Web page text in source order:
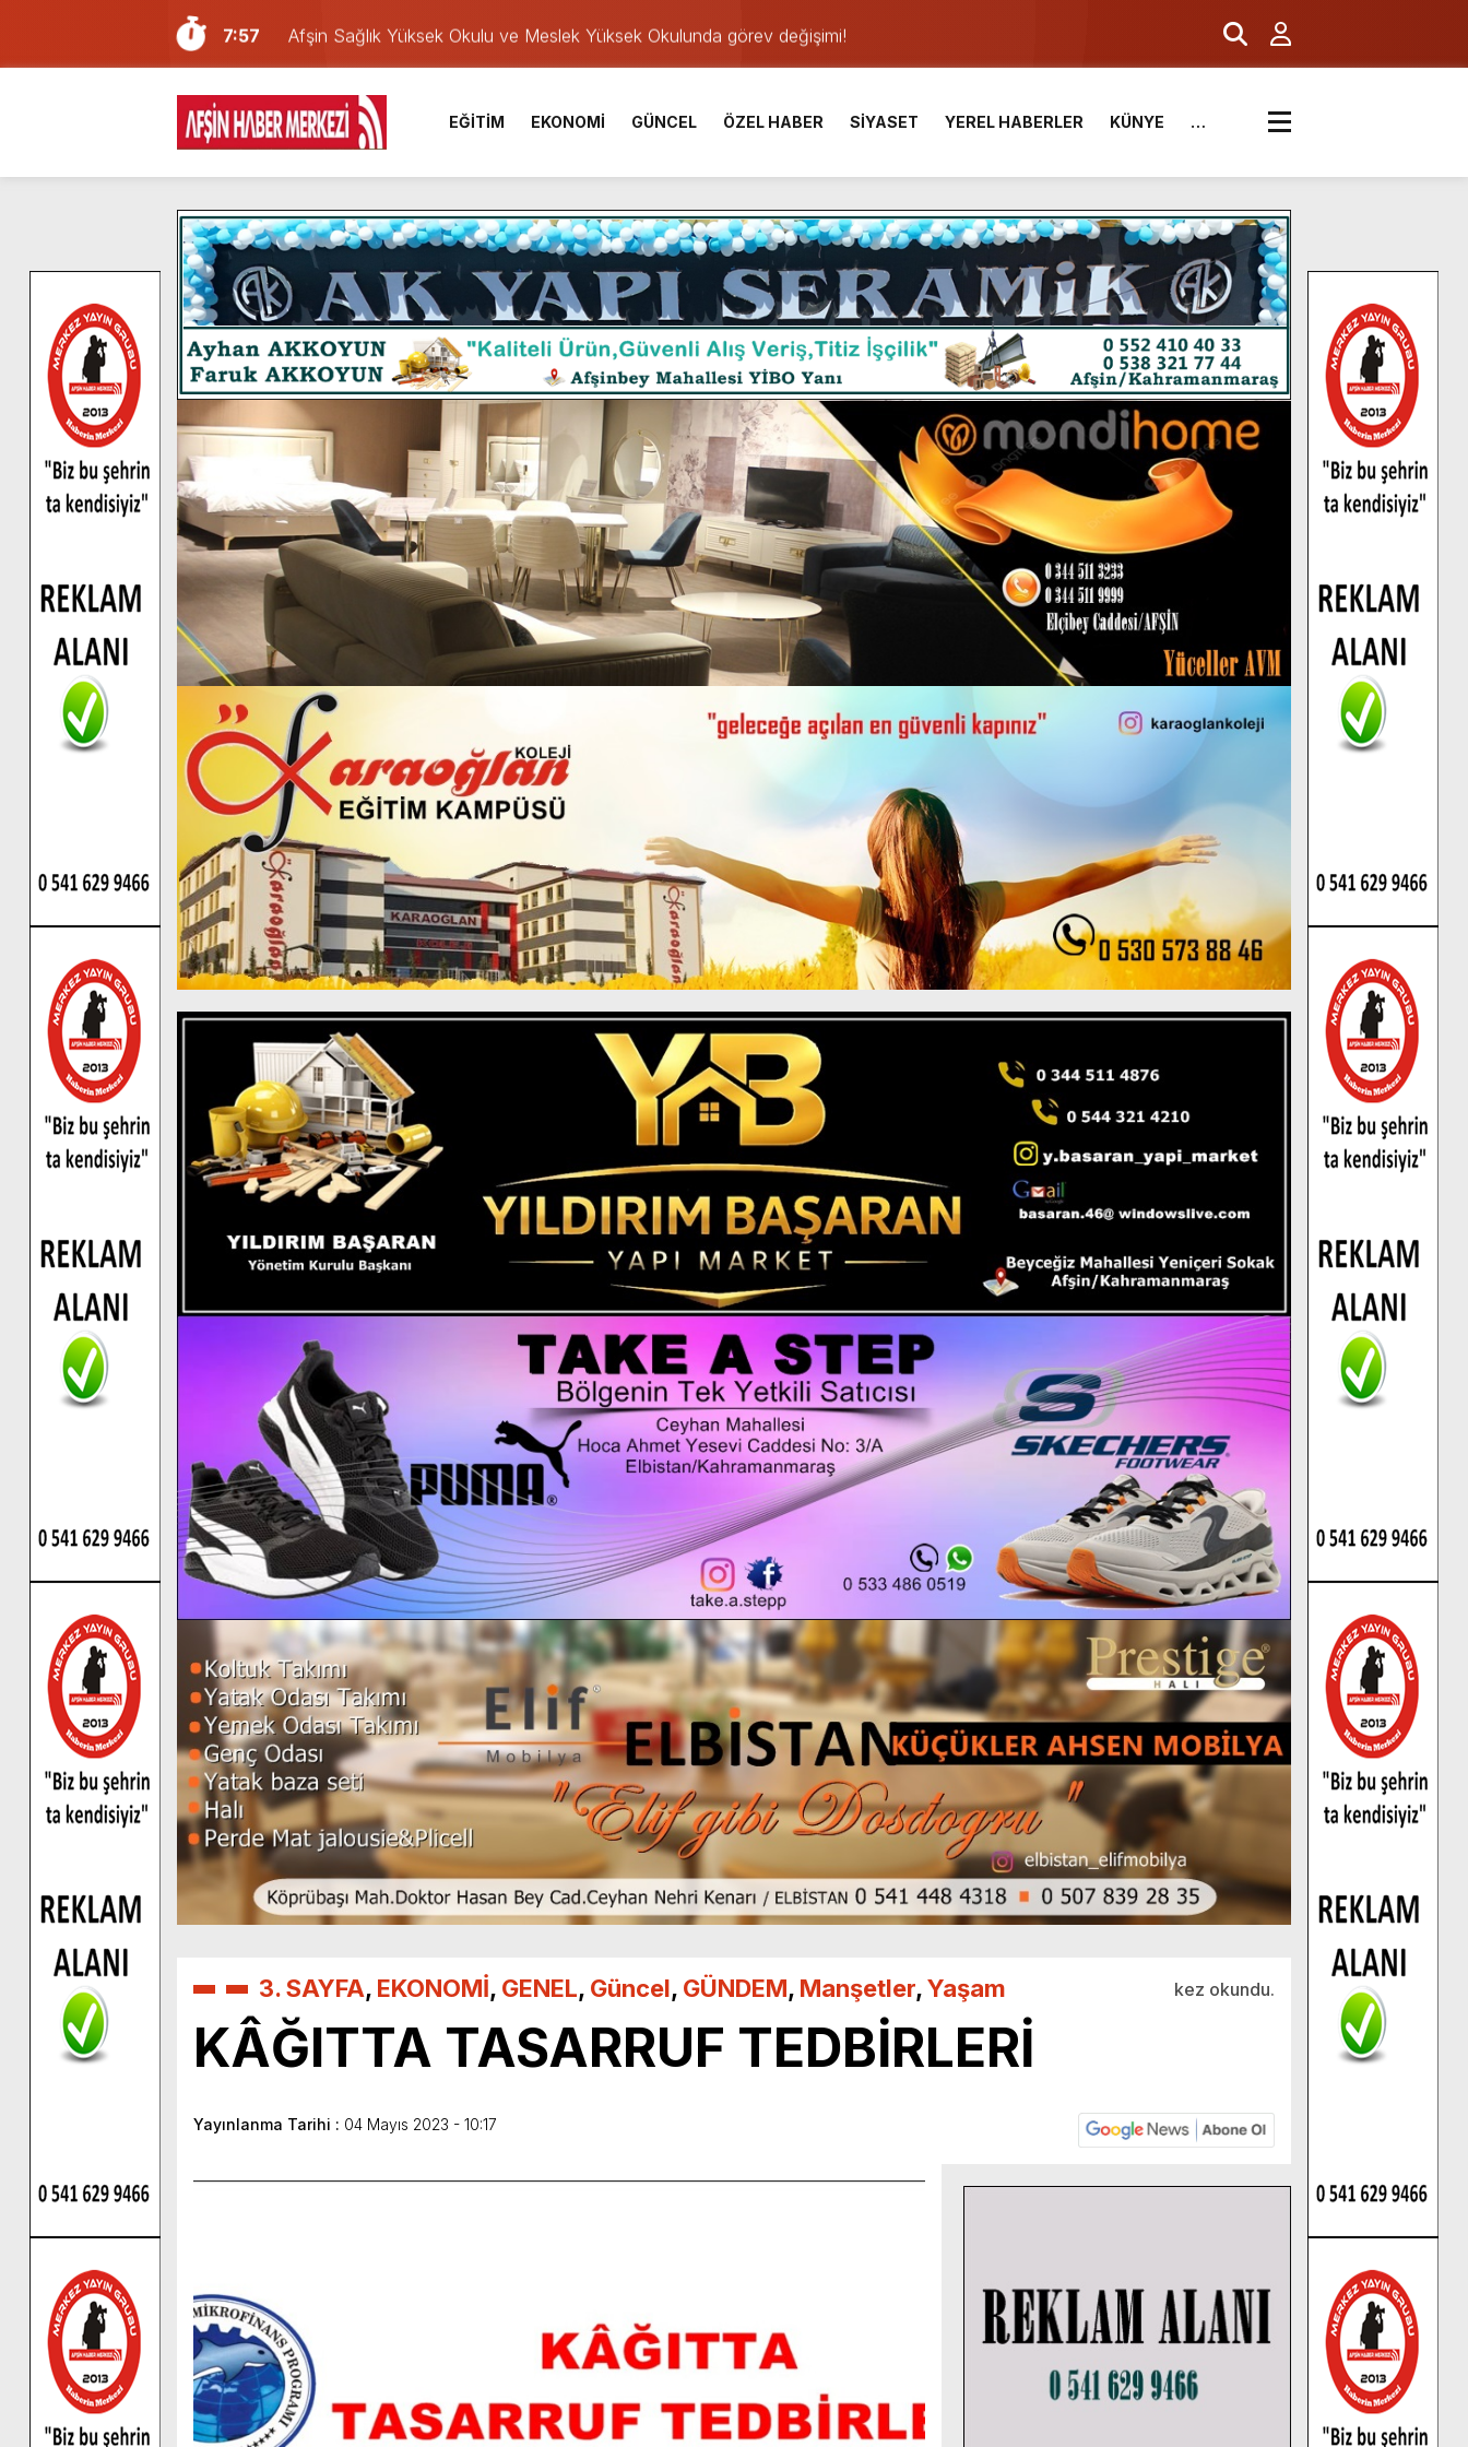
7:57
Afşin Sağlık Yüksek Okulu ve Meslek Yüksek Okulunda görev değişimi!
6:31
Onikişubat Belediyesi’nin Üniversite Hazırlık Kursu başvurularında son gün 7 Ağustos.
16:10
Uluslararası Bisiklet Yarışması’nda En Zorlu Etap Tamamlandı.
13:27
NOTER ONAYLI TYP LİSTESİ YAYINLANDI.
11:22
KAFUM Fuar Alanı Bulut ve Yavuz’un Ezgileriyle Şenlendi.
8:06
Afşinli bir hemşehrimizin de olduğu Filistin Konvoyu, güçlenerek ilerliyor.
14:05
Madrigal, Perşembe Günü KAFUM’da Sahne Alacak.
7:39
KEDİNİZ Mİ VAR?
7:27
Cumhurbaşkanı Erdoğan, Ayser Çalık Ortaokulu Şehitlerinin Aileleriyle Bir Araya Geldi.
8:58
GÖZYAŞI RAHMETTİR
EĞİTİM EKONOMİ GÜNCEL ÖZEL HABER SİYASET YEREL HABERLER KÜNYE …
3. SAYFA, EKONOMİ, GENEL, Güncel, GÜNDEM, Manşetler,Yaşam kez okundu.
KÂĞITTA TASARRUF TEDBİRLERİ
Yayınlanma Tarihi : 04 Mayıs 2023 - 10:17